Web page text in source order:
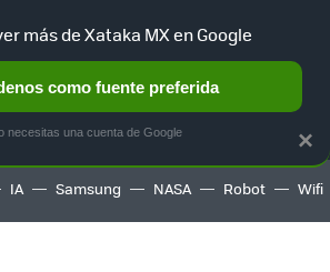
HOME AUTO TERRITORIO
IA Samsung NASA Robot Wifi
×
más de Xataka MX en Google
como fuente preferida
necesitas una cuenta de Google